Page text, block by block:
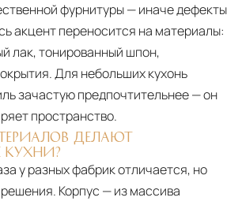
фурнитуры — иначе дефекты
акцент переносится на материалы:
лак, тонированный шпон,
Для небольших кухонь
зачастую предпочтительнее — он
пространство.
ДЕЛАЮТ
КУХНИ?
у разных фабрик отличается, но
Корпус — из массива